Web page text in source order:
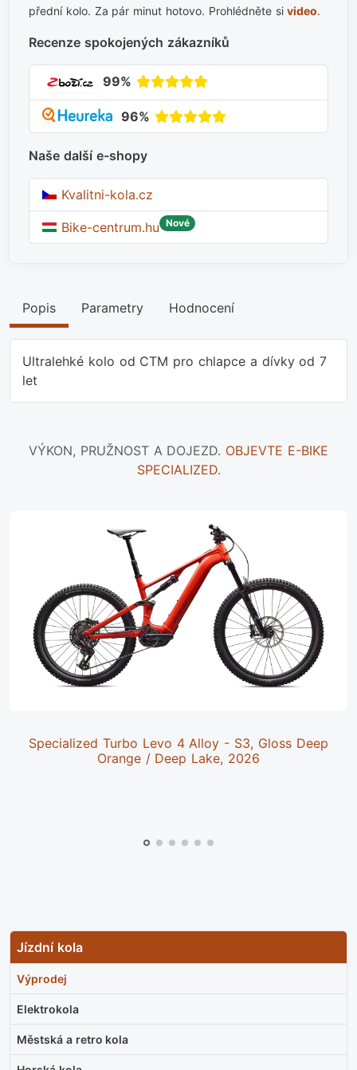
Jízdní kola
Výprodej
Elektrokola
Městská a retro kola
přední kolo. Za pár minut hotovo. Prohlédněte sivideo.
Recenze spokojených zákazníků
99%
96%
Naše další e-shopy
Kvalitni-kola.cz
Bike-centrum.hu Nové
Popis Parametry Hodnocení
Ultralehké kolo od CTM pro chlapce a dívky od 7
let
VÝKON, PRUŽNOST A DOJEZD. OBJEVTE E-BIKE
SPECIALIZED.
Specialized Turbo Levo 4 Alloy - S3, Gloss Deep
Orange / Deep Lake, 2026